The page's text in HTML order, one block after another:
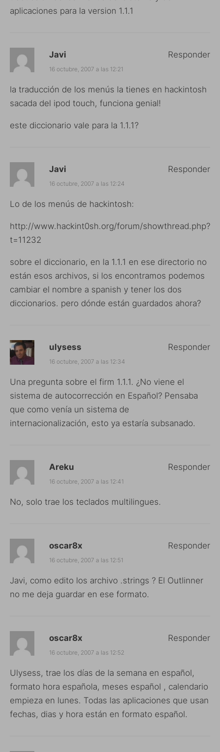
aplicaciones para la version 1.1.1
Javi
16 octubre, 2007 a las 12:21
la traducción de los menús la tienes en hackintosh
sacada del ipod touch, funciona genial!
este diccionario vale para la 1.1.1?
Responder
Javi
16 octubre, 2007 a las 12:24
Lo de los menús de hackintosh:
http://www.hackint0sh.org/forum/showthread.php?
t=11232
sobre el diccionario, en la 1.1.1 en ese directorio no
están esos archivos, si los encontramos podemos
cambiar el nombre a spanish y tener los dos
diccionarios. pero dónde están guardados ahora?
Responder
ulysess
16 octubre, 2007 a las 12:34
Una pregunta sobre el firm 1.1.1. ¿No viene el
sistema de autocorrección en Español? Pensaba
que como venía un sistema de
internacionalización, esto ya estaría subsanado.
Responder
Areku
16 octubre, 2007 a las 12:41
No, solo trae los teclados multilingues.
Responder
oscar8x
16 octubre, 2007 a las 12:51
Javi, como edito los archivo .strings ? El Outlinner
no me deja guardar en ese formato.
Responder
oscar8x
16 octubre, 2007 a las 12:52
Ulysess, trae los días de la semana en español,
formato hora española, meses español , calendario
empieza en lunes. Todas las aplicaciones que usan
fechas, dias y hora están en formato español.
Responder